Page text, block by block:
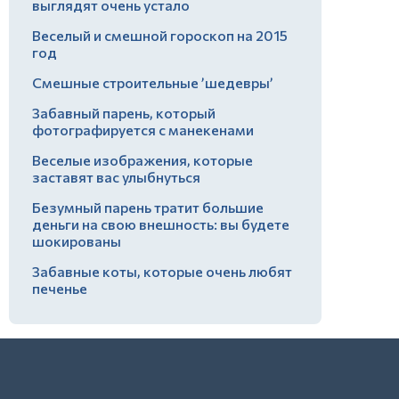
выглядят очень устало
Веселый и смешной гороскоп на 2015
год
Смешные строительные ’шедевры’
Забавный парень, который
фотографируется с манекенами
Веселые изображения, которые
заставят вас улыбнуться
Безумный парень тратит большие
деньги на свою внешность: вы будете
шокированы
Забавные коты, которые очень любят
печенье